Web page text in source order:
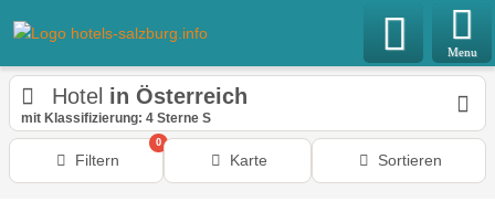
Menu
Hotel in Österreich
mit Klassifizierung: 4 Sterne S
Filtern
0
Karte Sortieren